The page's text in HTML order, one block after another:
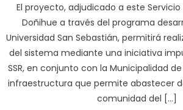
El proyecto, adjudicado a este Servicio
Doñihue a través del programa
Universidad San Sebastián, permitirá
del sistema mediante una iniciativa
SSR, en conjunto con la Municipalidad
infraestructura que permite abastecer
comunidad del […]